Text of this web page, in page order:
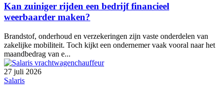
Kan zuiniger rijden een bedrijf financieel
weerbaarder maken?
Brandstof, onderhoud en verzekeringen zijn vaste onderdelen van
zakelijke mobiliteit. Toch kijkt een ondernemer vaak vooral naar het
maandbedrag van e...
27 juli 2026
Salaris